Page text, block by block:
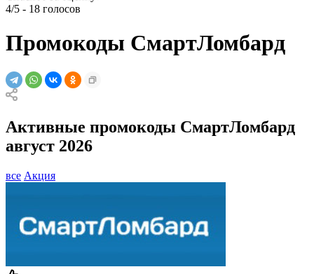
4/5 - 18 голосов
Промокоды СмартЛомбард
Активные промокоды СмартЛомбард
август 2026
все Акция